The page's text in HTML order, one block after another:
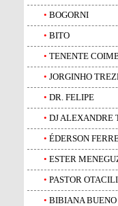
• BOGORNI
• BITO
• TENENTE
• JORGINHO
• DR. FELIPE
• DJ ALEXANDRE
• ÉDERSON
• ESTER
• PASTOR
• BIBIANA BUENO